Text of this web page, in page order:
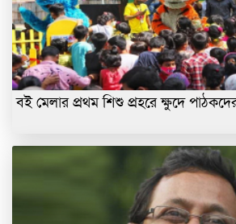
বই মেলার প্রথম শিশু প্রহরে ক্ষুদে